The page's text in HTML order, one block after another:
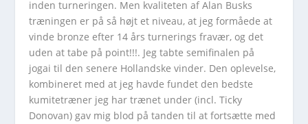
inden turneringen. Men kvaliteten af Alan Busks
træningen er på så højt et niveau, at jeg formåede at
vinde bronze efter 14 års turnerings fravær, og det
uden at tabe på point!!!. Jeg tabte semifinalen på
jogai til den senere Hollandske vinder. Den oplevelse,
kombineret med at jeg havde fundet den bedste
kumitetræner jeg har trænet under (incl. Ticky
Donovan) gav mig blod på tanden til at fortsætte med